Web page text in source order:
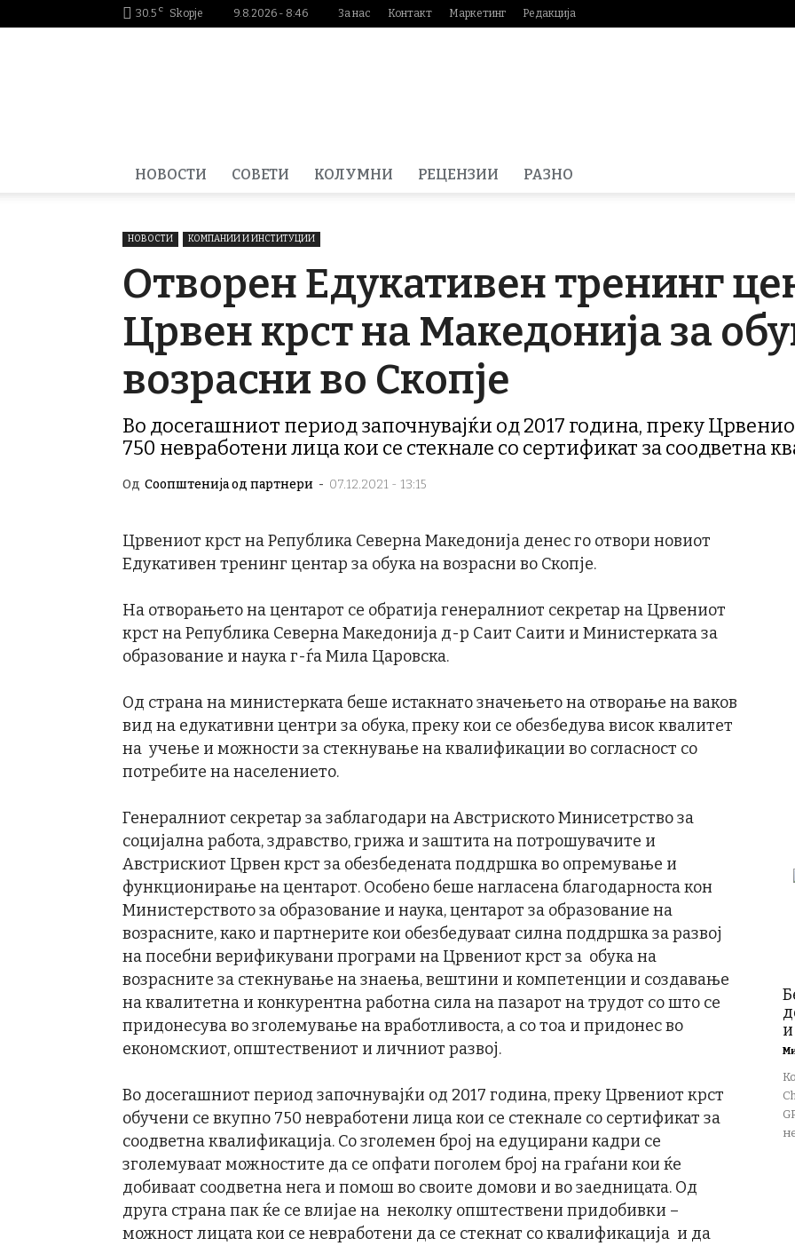
30.5 C Skopje 9.8.2026 - 8:46 За нас Контакт Маркетинг Редакција
НОВОСТИ СОВЕТИ КОЛУМНИ РЕЦЕНЗИИ РАЗНО
НОВОСТИ КОМПАНИИ И ИНСТИТУЦИИ
Отворен Едукативен тренинг
Црвен крст на Македонија за
возрасни во Скопје
Во досегашниот период започнувајќи од 2017 година, преку
750 невработени лица кои се стекнале со сертификат за соодветна
Од Соопштенија од партнери - 07.12.2021 - 13:15
Црвениот крст на Република Северна Македонија денес го отвори новиот
Едукативен тренинг центар за обука на возрасни во Скопје.
На отворањето на центарот се обратија генералниот секретар на Црвениот
крст на Република Северна Македонија д-р Саит Саити и Министерката за
образование и наука г-ѓа Мила Царовска.
Од страна на министерката беше истакнато значењето на отворање на ваков
вид на едукативни центри за обука, преку кои се обезбедува висок квалитет
на учење и можности за стекнување на квалификации во согласност со
потребите на населението.
Генералниот секретар за заблагодари на Австриското Минисетрство за
социјална работа, здравство, грижа и заштита на потрошувачите и
Австрискиот Црвен крст за обезбедената поддршка во опремување и
функционирање на центарот. Особено беше нагласена благодарноста кон
Министерството за образование и наука, центарот за образование на
возрасните, како и партнерите кои обезбедуваат силна поддршка за развој
на посебни верификувани програми на Црвениот крст за обука на
возрасните за стекнување на знаења, вештини и компетенции и создавање
на квалитетна и конкурентна работна сила на пазарот на трудот со што се
придонесува во зголемување на вработливоста, а со тоа и придонес во
економскиот, општествениот и личниот развој.
Во досегашниот период започнувајќи од 2017 година, преку Црвениот крст
обучени се вкупно 750 невработени лица кои се стекнале со сертификат за
соодветна квалификација. Со зголемен број на едуцирани кадри се
зголемуваат можностите да се опфати поголем број на граѓани кои ќе
добиваат соодветна нега и помош во своите домови и во заедницата. Од
друга страна пак ќе се влијае на неколку општествени придобивки –
можност лицата кои се невработени да се стекнат со квалификација и да